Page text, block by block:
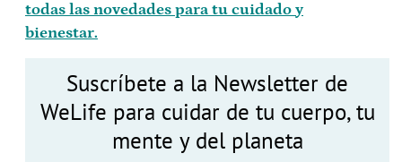
todas las novedades para tu cuidado y
bienestar.
Suscríbete a la Newsletter de
WeLife para cuidar de tu cuerpo, tu
mente y del planeta